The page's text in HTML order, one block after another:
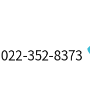
022-352-8373